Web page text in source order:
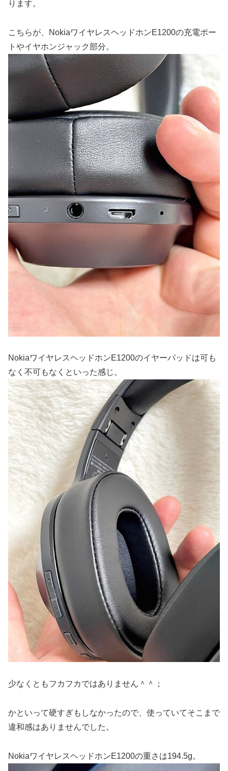
ります。
こちらが、NokiaワイヤレスヘッドホンE1200の充電ポー
トやイヤホンジャック部分。
NokiaワイヤレスヘッドホンE1200のイヤーパッドは可も
なく不可もなくといった感じ。
少なくともフカフカではありません＾＾；
かといって硬すぎもしなかったので、使っていてそこまで
違和感はありませんでした。
NokiaワイヤレスヘッドホンE1200の重さは194.5g。